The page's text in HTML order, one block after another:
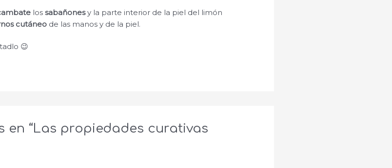
lossabañonesy la parte interior de la piel del limón
cutáneo de las manos y de la piel.
😉
en “Las propiedades curativas